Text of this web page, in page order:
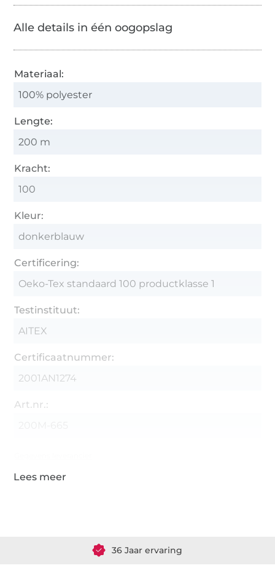
Alle details in één oogopslag
Materiaal:
100% polyester
Lengte:
200 m
Kracht:
100
Kleur:
donkerblauw
Certificering:
Oeko-Tex standaard 100 productklasse 1
Testinstituut:
AITEX
Certificaatnummer:
2001AN1274
Art.nr.:
36 Jaar ervaring